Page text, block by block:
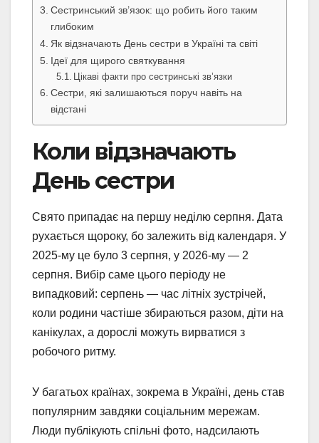
Сестринський зв’язок: що робить його таким
глибоким
Як відзначають День сестри в Україні та світі
Ідеї для щирого святкування
Цікаві факти про сестринські зв’язки
Сестри, які залишаються поруч навіть на
відстані
Коли відзначають
День сестри
Свято припадає на першу неділю серпня. Дата
рухається щороку, бо залежить від календаря. У
2025-му це було 3 серпня, у 2026-му — 2
серпня. Вибір саме цього періоду не
випадковий: серпень — час літніх зустрічей,
коли родини частіше збираються разом, діти на
канікулах, а дорослі можуть вирватися з
робочого ритму.
У багатьох країнах, зокрема в Україні, день став
популярним завдяки соціальним мережам.
Люди публікують спільні фото, надсилають